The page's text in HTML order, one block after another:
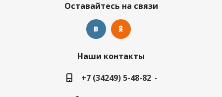
Оставайтесь на связи
Наши контакты
+7 (34249) 5-48-82